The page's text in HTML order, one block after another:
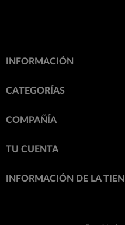
INFORMACIÓN
CATEGORÍAS
COMPAÑÍA
TU CUENTA
INFORMACIÓN DE LA